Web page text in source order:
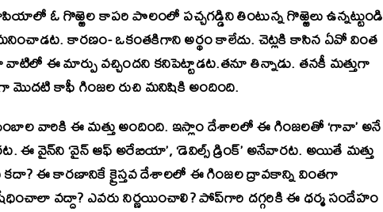
ఓ గొఱ్ఱెల కాపరి పొలంలో పచ్చగడ్డిని తింటున్న గొఱ్ఱెలు ఉన్నట్టుండి
కారణం- ఒకంతకిగాని అర్థం కాలేదు. చెట్లకి కాసిన ఏవో వింత
వాటిలో ఈ మార్పు వచ్చిందని కనిపెట్టాడట.తనూ తిన్నాడు. తనకీ మత్తుగా
మొదటి కాఫీ గింజల రుచి మనిషికి అందింది.
వారికి ఈ మత్తు అందింది. ఇస్లాం దేశాలలో ఈ గింజలతో ‘గావా’ అనే
వైన్‌ని ‘వైన్ ఆఫ్ అరేబియా’, ‘డెవిల్స్ డ్రింక్’ అనేవారట. అయితే మత్తు
కదా? ఈ కారణానికే క్రైస్తవ దేశాలలో ఈ గింజల ద్రావకాన్ని వింతగా
వద్దా? ఎవరు నిర్ణయించాలి? పోప్‌గారి దగ్గరికి ఈ ధర్మ సందేహం